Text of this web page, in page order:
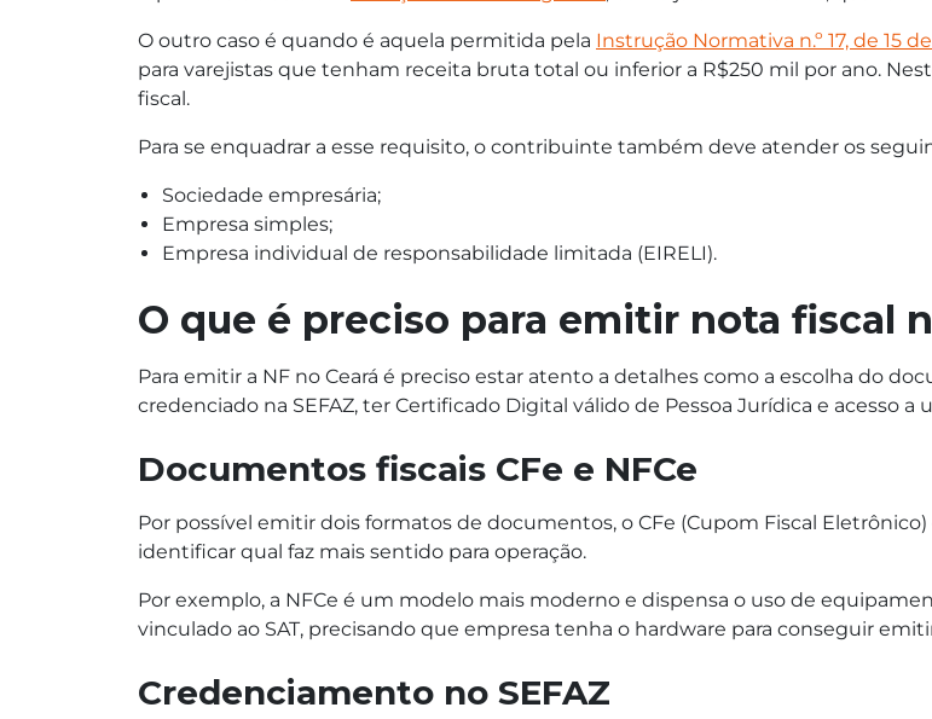
O outro caso é quando é aquela permitida pela Instrução Normativa n.º 17, de 15
para varejistas que tenham receita bruta total ou inferior a R$250 mil por ano.
fiscal.
Para se enquadrar a esse requisito, o contribuinte também deve atender os
Sociedade empresária;
Empresa simples;
Empresa individual de responsabilidade limitada (EIRELI).
O que é preciso para emitir nota fiscal
Para emitir a NF no Ceará é preciso estar atento a detalhes como a escolha do
credenciado na SEFAZ, ter Certificado Digital válido de Pessoa Jurídica e acesso
Documentos fiscais CFe e NFCe
Por possível emitir dois formatos de documentos, o CFe (Cupom Fiscal
identificar qual faz mais sentido para operação.
Por exemplo, a NFCe é um modelo mais moderno e dispensa o uso de
vinculado ao SAT, precisando que empresa tenha o hardware para conseguir
Credenciamento no SEFAZ